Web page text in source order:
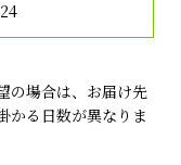
の場合は、お届け先
かる日数が異なりま